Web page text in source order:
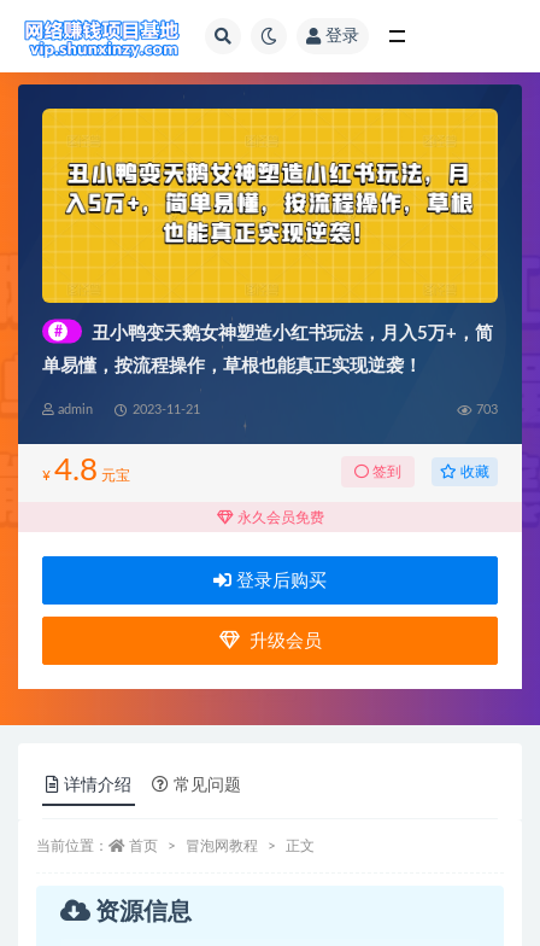
登录
#
丑小鸭变天鹅女神塑造小红书玩法，月入5万+，简
单易懂，按流程操作，草根也能真正实现逆袭！
admin 2023-11-21 703
¥ 4.8 元宝 签到 收藏
永久会员免费
登录后购买
升级会员
详情介绍 常见问题
当前位置： 首页 冒泡网教程 正文
资源信息